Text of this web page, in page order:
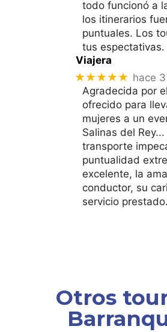
todo funcionó a
los itinerarios
puntuales. Los
tus espectativas.
Viajera
★★★★★ hace
Agradecida por
ofrecido para
mujeres a un
Salinas del
transporte
puntualidad
excelente, la
conductor, su
servicio
Otros